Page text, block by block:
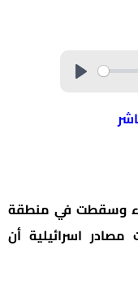
في منطقة
اسرائيلية أن